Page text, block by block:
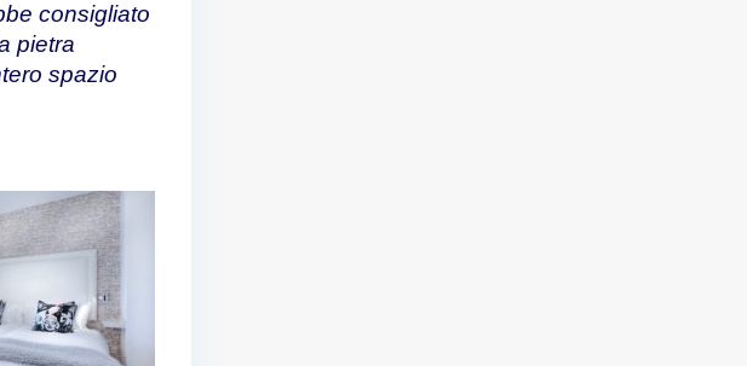
consigliato
pietra
spazio